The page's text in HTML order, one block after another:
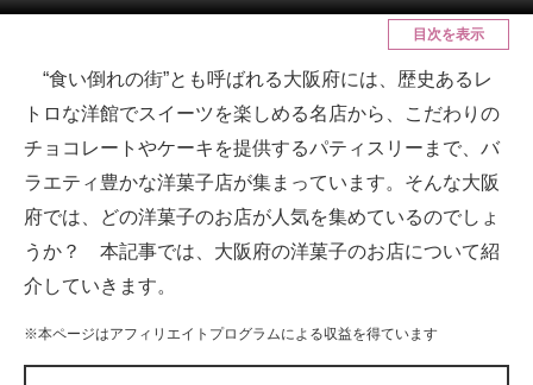
メディア
ITの今と未来を見通す
スマホと通信の最新トレンド
進化するPCとデバイスの未来
好きが集まる 比べて選べる
目次を表示
“食い倒れの街”とも呼ばれる大阪府には、歴史あるレ
トロな洋館でスイーツを楽しめる名店から、こだわりの
チョコレートやケーキを提供するパティスリーまで、バ
ラエティ豊かな洋菓子店が集まっています。そんな大阪
府では、どの洋菓子のお店が人気を集めているのでしょ
うか？ 本記事では、大阪府の洋菓子のお店について紹
介していきます。
※本ページはアフィリエイトプログラムによる収益を得ています